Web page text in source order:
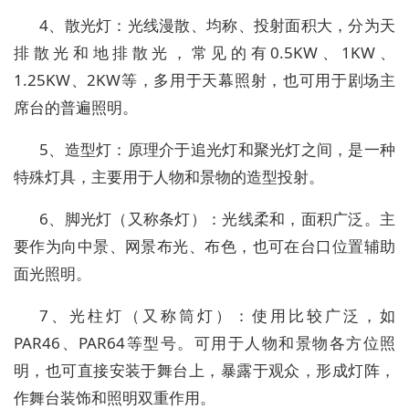
4、散光灯：光线漫散、均称、投射面积大，分为天
排散光和地排散光，常见的有0.5KW、1KW、
1.25KW、2KW等，多用于天幕照射，也可用于剧场主
席台的普遍照明。
5、造型灯：原理介于追光灯和聚光灯之间，是一种
特殊灯具，主要用于人物和景物的造型投射。
6、脚光灯（又称条灯）：光线柔和，面积广泛。主
要作为向中景、网景布光、布色，也可在台口位置辅助
面光照明。
7、光柱灯（又称筒灯）：使用比较广泛，如
PAR46、PAR64等型号。可用于人物和景物各方位照
明，也可直接安装于舞台上，暴露于观众，形成灯阵，
作舞台装饰和照明双重作用。